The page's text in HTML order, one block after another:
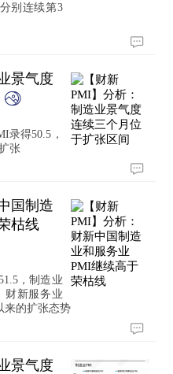
别连续第3
景气度
录得50.5，
张
国制造
枯线
，制造业
财新服务业
来的扩张态势
景气度